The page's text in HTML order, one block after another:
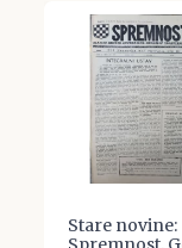
Stare novine: